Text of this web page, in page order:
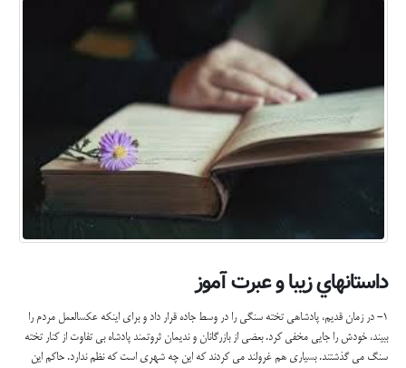
داستانهاي زيبا و عبرت آموز
1- در زمان قديم، پادشاهي تخته سنگي را در وسط جاده قرار داد و براي اينکه عکس­العمل مردم را
ببيند، خودش را جايي مخفي کرد. بعضي از بازرگانان و نديمان ثروتمند پادشاه بي ­تفاوت از کنار تخته
سنگ مي ­گذشتند. بسياري هم غرولند مي کردند که اين چه شهري است که نظم ندارد. حاکم اين